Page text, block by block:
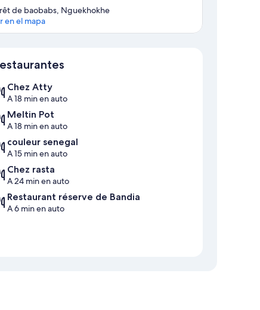
de baobabs, Nguekhokhe
en el mapa
Chez Atty
A 18 min en auto
Meltin Pot
A 18 min en auto
couleur senegal
A 15 min en auto
Chez rasta
A 24 min en auto
Restaurant réserve de Bandia
A 6 min en auto